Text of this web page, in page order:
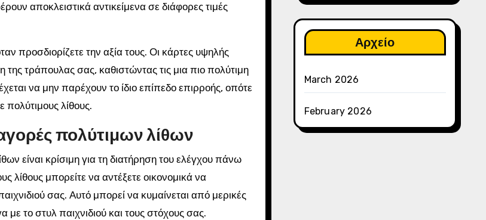
αποκλειστικά αντικείμενα σε διάφορες τιμές
προσδιορίζετε την αξία τους. Οι κάρτες υψηλής
τράπουλας σας, καθιστώντας τις μια πιο πολύτιμη
να μην παρέχουν το ίδιο επίπεδο επιρροής, οπότε
λίθους.
πολύτιμων λίθων
είναι κρίσιμη για τη διατήρηση του ελέγχου πάνω
λίθους μπορείτε να αντέξετε οικονομικά να
σας. Αυτό μπορεί να κυμαίνεται από μερικές
με το στυλ παιχνιδιού και τους στόχους σας.
Αρχείο
March 2026
February 2026